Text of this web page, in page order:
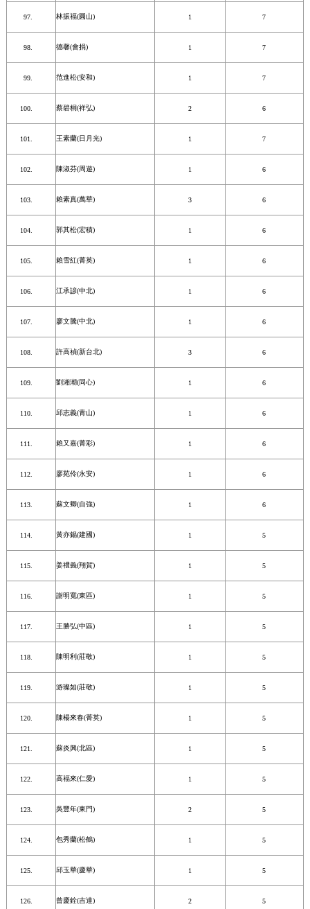
林振福(圓山) 1 7
德馨(會捐) 1 7
范進松(安和) 1 7
蔡碧桐(祥弘) 2 6
王素蘭(日月光) 1 7
陳淑芬(周遊) 1 6
賴素真(萬華) 3 6
郭其松(宏積) 1 6
賴雪紅(菁英) 1 6
江承諺(中北) 1 6
廖文騰(中北) 1 6
許高禎(新台北) 3 6
劉湘潮(同心) 1 6
邱志義(青山) 1 6
賴又嘉(菁彩) 1 6
廖苑伶(永安) 1 6
蘇文卿(自強) 1 6
黃亦錫(建國) 1 5
姜禮義(翔賀) 1 5
謝明寬(東區) 1 5
王勝弘(中區) 1 5
陳明利(莊敬) 1 5
游璨如(莊敬) 1 5
陳楊來春(菁英) 1 5
蘇炎興(北區) 1 5
高福來(仁愛) 1 5
吳豐年(東門) 2 5
包秀蘭(松鶴) 1 5
邱玉華(慶華) 1 5
曾慶銓(吉達) 2 5